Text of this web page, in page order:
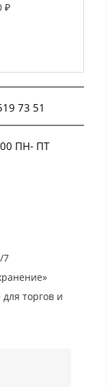
₽
73 51
ПН- ПТ
7
торгов и